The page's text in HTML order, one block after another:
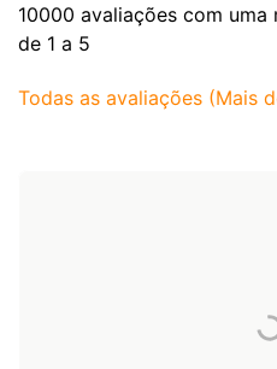
10000 avaliações com uma
de 1 a 5
Todas as avaliações (Mais